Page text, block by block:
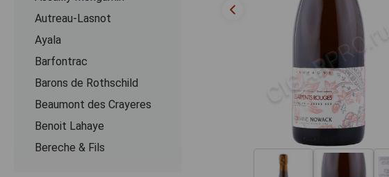
Autreau-Lasnot
Ayala
Barfontrac
Barons de Rothschild
Beaumont des Crayeres
Benoit Lahaye
Bereche & Fils